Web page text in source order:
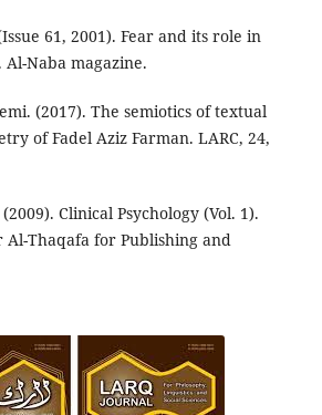
61, 2001). Fear and its role in
Naba magazine.
(2017). The semiotics of textual
of Fadel Aziz Farman. LARC, 24,
Clinical Psychology (Vol. 1).
Al-Thaqafa for Publishing and